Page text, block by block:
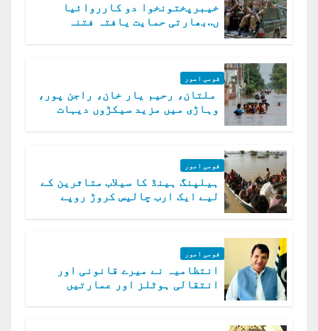
خیبرپختونخوا دو کارروائیا
ں..بھارتی حمایت یافتہ فتنہ
قومی امور
ملتان، رحیم یار خان، راجن پور،
وہاڑی میں مزید سیکڑوں دیہات
قومی امور
ہیلپنگ ہینڈ کا سیلاب متاثرین کے
لیے ایک ارب چالیس کروڑ روپے
قومی امور
انتظامیہ نے میرے قانونی اور
انتقالی ہوٹلز اور عمارتیں